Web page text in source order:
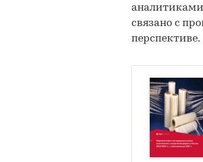
аналитиками
связано с
перспективе.